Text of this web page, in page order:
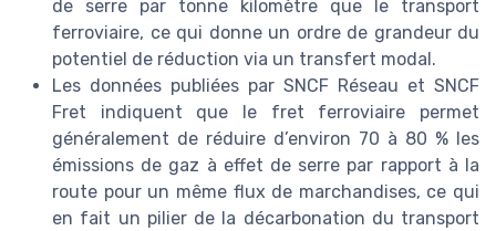
de serre par tonne kilomètre que le transport
ferroviaire, ce qui donne un ordre de grandeur du
potentiel de réduction via un transfert modal.
Les données publiées par SNCF Réseau et SNCF
Fret indiquent que le fret ferroviaire permet
généralement de réduire d’environ 70 à 80 % les
émissions de gaz à effet de serre par rapport à la
route pour un même flux de marchandises, ce qui
en fait un pilier de la décarbonation du transport